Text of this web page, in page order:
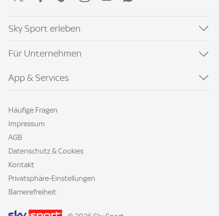
Sky Sport erleben
Für Unternehmen
App & Services
Häufige Fragen
Impressum
AGB
Datenschutz & Cookies
Kontakt
Privatsphäre-Einstellungen
Barrierefreiheit